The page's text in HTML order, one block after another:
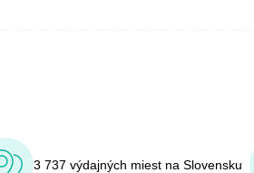
3 737 výdajných miest na Slovensku